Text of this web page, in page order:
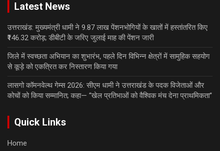
Latest News
उत्तराखंड: मुख्यमंत्री धामी ने 9.87 लाख पेंशनभोगियों के खातों में हस्तांतरित किए
₹146.32 करोड़; डीबीटी के जरिए जुलाई माह की पेंशन जारी
जिले में स्वच्छता अभियान का शुभारंभ, पहले दिन विभिन्न क्षेत्रों में सामुहिक सहयोग
से कूड़े को एकत्रित कर निस्तारण किया गया
लासगो कॉमनवेल्थ गेम्स 2026: सीएम धामी ने उत्तराखंड के पदक विजेताओं और
कोचों को किया सम्मानित; कहा— “खेल प्रतिभाओं को वैश्विक मंच देना प्राथमिकता”
Quick Links
Home